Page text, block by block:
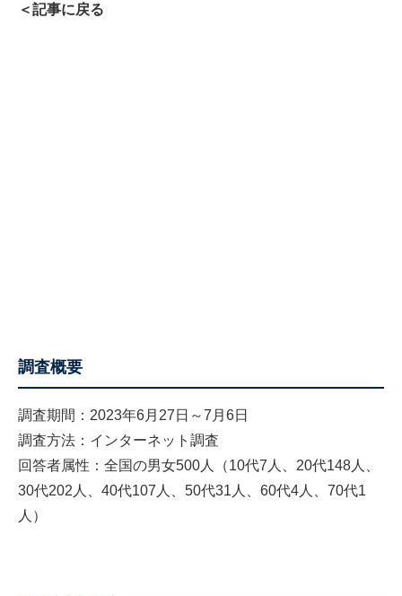
＜記事に戻る
調査概要
調査期間：2023年6月27日～7月6日
調査方法：インターネット調査
回答者属性：全国の男女500人（10代7人、20代148人、
30代202人、40代107人、50代31人、60代4人、70代1
人）